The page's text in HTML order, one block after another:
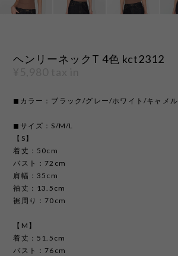
ヘンリーネックT 4色 kct2312
◼︎カラー：ブラック/グレー/ホワイト/キャメル
◼︎サイズ：S/M/L
【S】
着丈：50cm
バスト：72cm
肩幅：35cm
袖丈：13.5cm
裾周り：70cm
【M】
着丈：51.5cm
バスト：76cm